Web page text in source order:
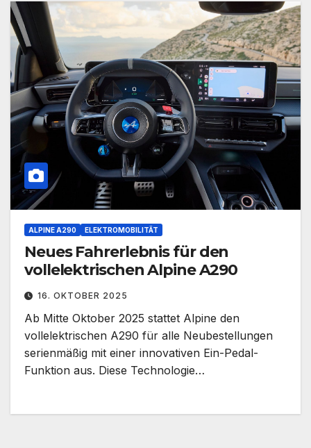
ALPINE A290 ELEKTROMOBILITÄT
Neues Fahrerlebnis für den
vollelektrischen Alpine A290
16. OKTOBER 2025
Ab Mitte Oktober 2025 stattet Alpine den
vollelektrischen A290 für alle Neubestellungen
serienmäßig mit einer innovativen Ein-Pedal-
Funktion aus. Diese Technologie…